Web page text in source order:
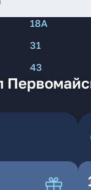
18А
31
43